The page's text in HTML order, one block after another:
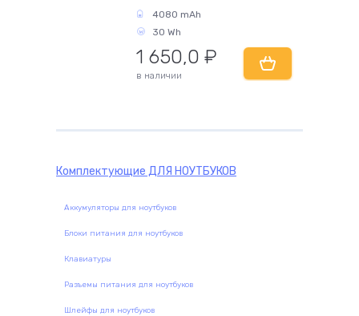
4080 mAh
30 Wh
1 650,0 ₽
в наличии
Комплектующие ДЛЯ НОУТБУКОВ
Аккумуляторы для ноутбуков
Блоки питания для ноутбуков
Клавиатуры
Разъемы питания для ноутбуков
Шлейфы для ноутбуков